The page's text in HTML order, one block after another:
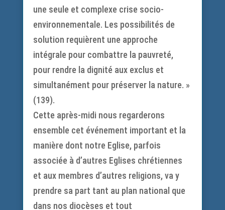
une seule et complexe crise socio-
environnementale. Les possibilités de
solution requièrent une approche
intégrale pour combattre la pauvreté,
pour rendre la dignité aux exclus et
simultanément pour préserver la nature. »
(139).
Cette après-midi nous regarderons
ensemble cet événement important et la
manière dont notre Eglise, parfois
associée à d’autres Eglises chrétiennes
et aux membres d’autres religions, va y
prendre sa part tant au plan national que
dans nos diocèses et tout